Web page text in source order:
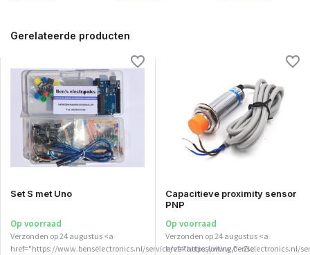
Gerelateerde producten
Set S met Uno
Op voorraad
Verzonden op 24 augustus <a
href="https://www.benselectronics.nl/service/vakantiesluiting/">Zie
Capacitieve proximity sensor
PNP
Op voorraad
Verzonden op 24 augustus <a
href="https://www.benselectronics.nl/